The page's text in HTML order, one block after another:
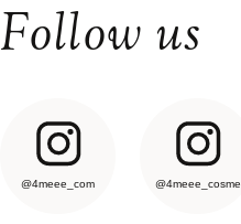
Follow us
@4meee_com @4meee_cosme